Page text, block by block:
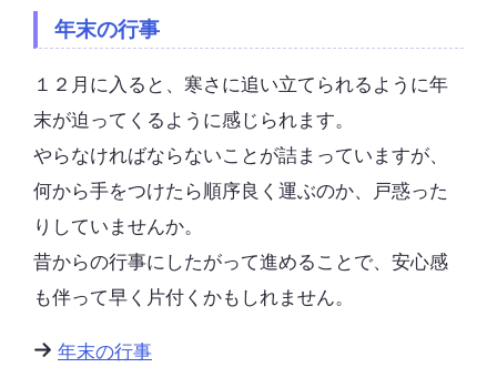
年末の行事
１２月に入ると、寒さに追い立てられるように年
末が迫ってくるように感じられます。
やらなければならないことが詰まっていますが、
何から手をつけたら順序良く運ぶのか、戸惑った
りしていませんか。
昔からの行事にしたがって進めることで、安心感
も伴って早く片付くかもしれません。
年末の行事